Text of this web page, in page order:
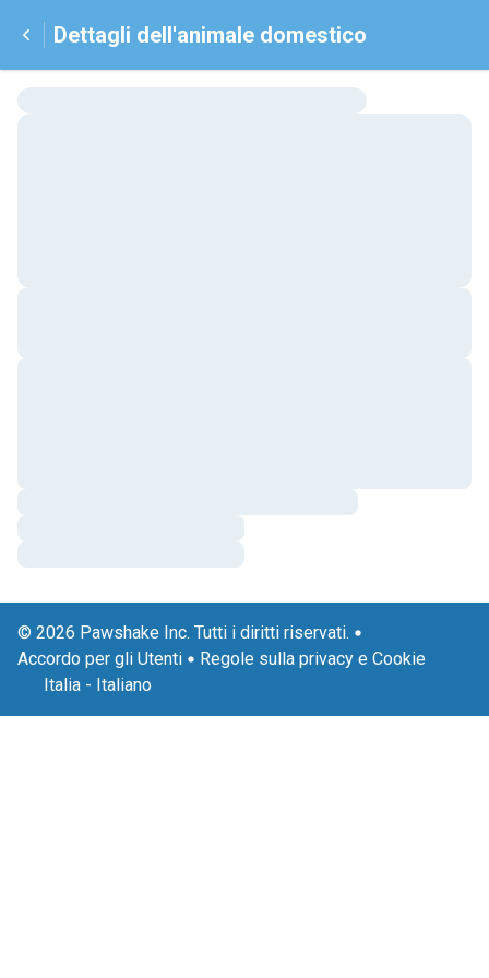
Dettagli dell'animale domestico
© 2026 Pawshake Inc. Tutti i diritti riservati.
Accordo per gli Utenti
Regole sulla privacy e Cookie
Italia - Italiano